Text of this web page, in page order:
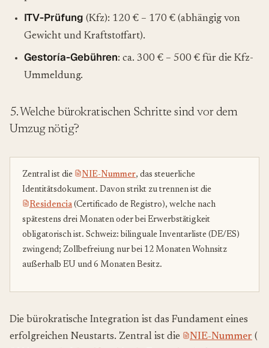
ITV-Prüfung (Kfz): 120 € – 170 € (abhängig von
Gewicht und Kraftstoffart).
Gestoría-Gebühren: ca. 300 € – 500 € für die Kfz-
Ummeldung.
5. Welche bürokratischen Schritte sind vor dem
Umzug nötig?
Zentral ist die NIE-Nummer, das steuerliche
Identitätsdokument. Davon strikt zu trennen ist die
Residencia (Certificado de Registro), welche nach
spätestens drei Monaten oder bei Erwerbstätigkeit
obligatorisch ist. Schweiz: bilinguale Inventarliste (DE/ES)
zwingend; Zollbefreiung nur bei 12 Monaten Wohnsitz
außerhalb EU und 6 Monaten Besitz.
Die bürokratische Integration ist das Fundament eines
erfolgreichen Neustarts. Zentral ist die
NIE-Nummer (